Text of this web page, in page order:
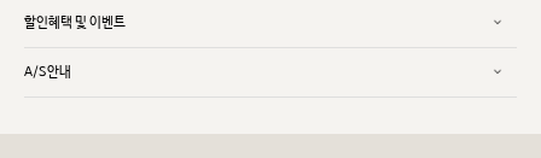
할인혜택 및 이벤트
A/S안내